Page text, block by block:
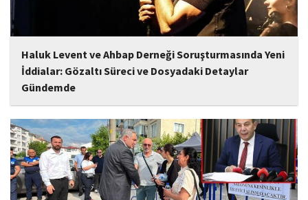
Haluk Levent ve Ahbap Derneği Soruşturmasında Yeni
İddialar: Gözaltı Süreci ve Dosyadaki Detaylar
Gündemde
İstanbul Cumhuriyet Başsavcılığı tarafından yürütülen ve Haluk
Levent ile kurucusu olduğu Ahbap Derneği'ni kapsadığı belirtilen
soruşturmaya ilişkin yeni iddialar gündeme geldi. Edinilen
bilgilere göre, soruşturmanın ani bir operasyonla değil, aylar...